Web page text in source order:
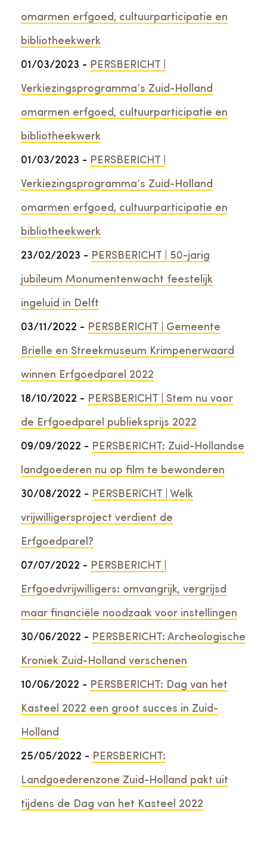
omarmen erfgoed, cultuurparticipatie en
bibliotheekwerk
01/03/2023 - PERSBERICHT |
Verkiezingsprogramma’s Zuid-Holland
omarmen erfgoed, cultuurparticipatie en
bibliotheekwerk
01/03/2023 - PERSBERICHT |
Verkiezingsprogramma’s Zuid-Holland
omarmen erfgoed, cultuurparticipatie en
bibliotheekwerk
23/02/2023 - PERSBERICHT | 50-jarig
jubileum Monumentenwacht feestelijk
ingeluid in Delft
03/11/2022 - PERSBERICHT | Gemeente
Brielle en Streekmuseum Krimpenerwaard
winnen Erfgoedparel 2022
18/10/2022 - PERSBERICHT | Stem nu voor
de Erfgoedparel publieksprijs 2022
09/09/2022 - PERSBERICHT: Zuid-Hollandse
landgoederen nu op film te bewonderen
30/08/2022 - PERSBERICHT | Welk
vrijwilligersproject verdient de
Erfgoedparel?
07/07/2022 - PERSBERICHT |
Erfgoedvrijwilligers: omvangrijk, vergrijsd
maar financiële noodzaak voor instellingen
30/06/2022 - PERSBERICHT: Archeologische
Kroniek Zuid-Holland verschenen
10/06/2022 - PERSBERICHT: Dag van het
Kasteel 2022 een groot succes in Zuid-
Holland
25/05/2022 - PERSBERICHT:
Landgoederenzone Zuid-Holland pakt uit
tijdens de Dag van het Kasteel 2022